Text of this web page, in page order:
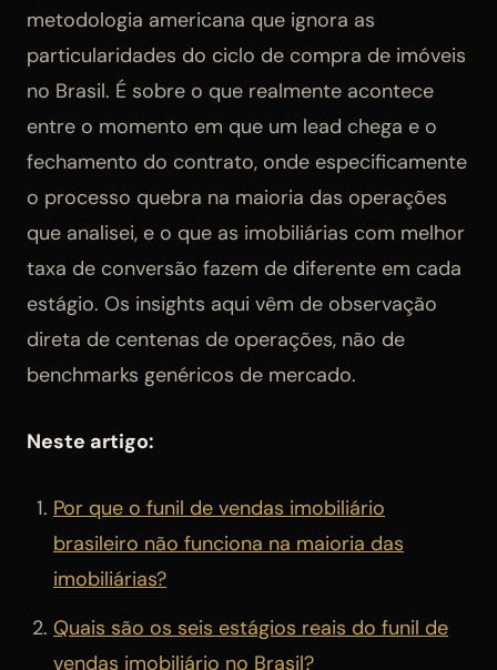
metodologia americana que ignora as
particularidades do ciclo de compra de imóveis
no Brasil. É sobre o que realmente acontece
entre o momento em que um lead chega e o
fechamento do contrato, onde especificamente
o processo quebra na maioria das operações
que analisei, e o que as imobiliárias com melhor
taxa de conversão fazem de diferente em cada
estágio. Os insights aqui vêm de observação
direta de centenas de operações, não de
benchmarks genéricos de mercado.
Neste artigo:
Por que o funil de vendas imobiliário
brasileiro não funciona na maioria das
imobiliárias?
Quais são os seis estágios reais do funil de
vendas imobiliário no Brasil?